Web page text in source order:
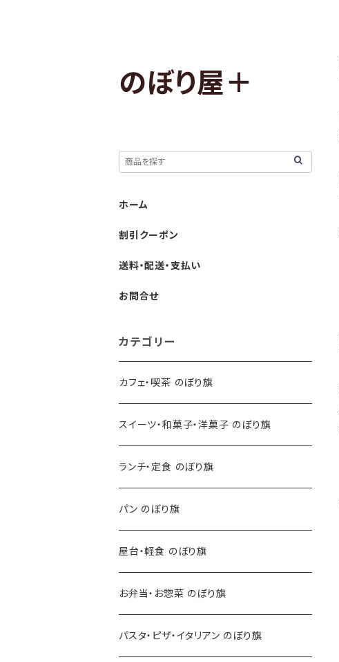
のぼり屋＋
ホーム
割引クーポン
送料・配送・支払い
お問合せ
カテゴリー
カフェ・喫茶 のぼり旗
スイーツ・和菓子・洋菓子 のぼり旗
ランチ・定食 のぼり旗
パン のぼり旗
屋台・軽食 のぼり旗
お弁当・お惣菜 のぼり旗
パスタ・ピザ・イタリアン のぼり旗